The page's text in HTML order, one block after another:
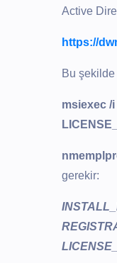
Active
https://
Bu
msiexec /
gerekir: